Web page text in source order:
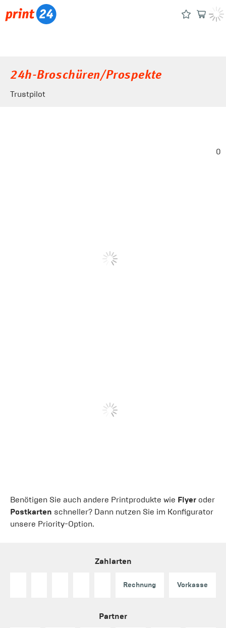
24h-Broschüren/Prospekte
Trustpilot
0
Benötigen Sie auch andere Printprodukte wie Flyer oder
Postkarten schneller? Dann nutzen Sie im Konfigurator
unsere Priority-Option.
Zahlarten
Rechnung Vorkasse
Partner